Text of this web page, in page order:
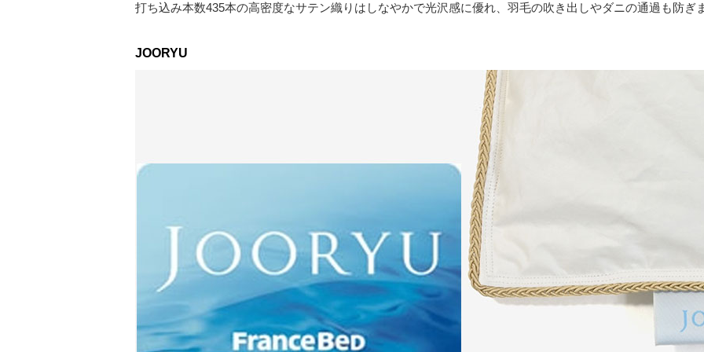
打ち込み本数435本の高密度なサテン織りはしなやかで光沢感に優れ、羽毛の吹き出しやダニの通過も防ぎ
JOORYU